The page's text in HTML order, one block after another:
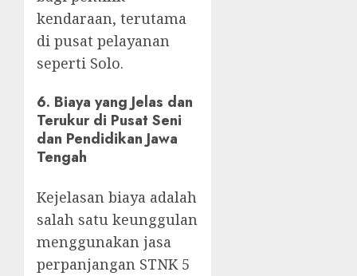
kendaraan, terutama
di pusat pelayanan
seperti Solo.
6. Biaya yang Jelas dan
Terukur di Pusat Seni
dan Pendidikan Jawa
Tengah
Kejelasan biaya adalah
salah satu keunggulan
menggunakan jasa
perpanjangan STNK 5